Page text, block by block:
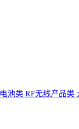
电池类 RF无线产品类